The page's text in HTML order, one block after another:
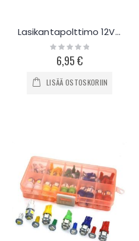
Lasikantapolttimo 12V 27/7W, 2kpl
Rating:
0%6,95 €
LISÄÄ OSTOSKORIIN